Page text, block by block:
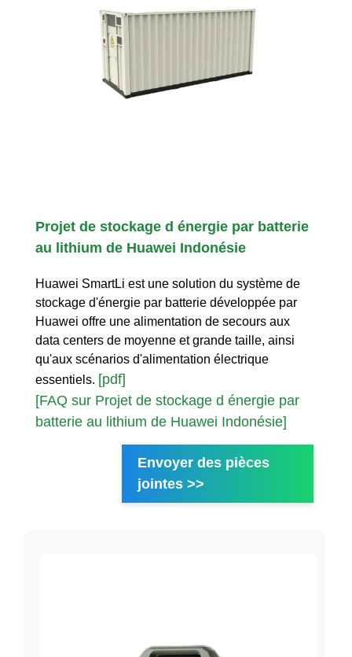
Projet de stockage d énergie par batterie
au lithium de Huawei Indonésie
Huawei SmartLi est une solution du système de
stockage d'énergie par batterie développée par
Huawei offre une alimentation de secours aux
data centers de moyenne et grande taille, ainsi
qu'aux scénarios d'alimentation électrique
essentiels. [pdf]
[FAQ sur Projet de stockage d énergie par
batterie au lithium de Huawei Indonésie]
Envoyer des pièces
jointes >>